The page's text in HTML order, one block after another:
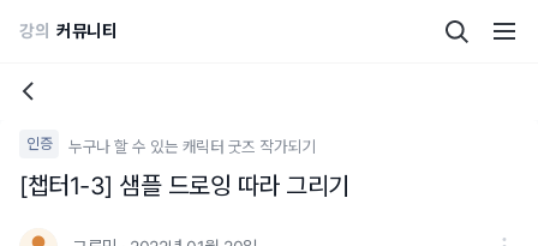
강의 커뮤니티
인증 누구나 할 수 있는 캐릭터 굿즈 작가되기
[챕터1-3] 샘플 드로잉 따라 그리기